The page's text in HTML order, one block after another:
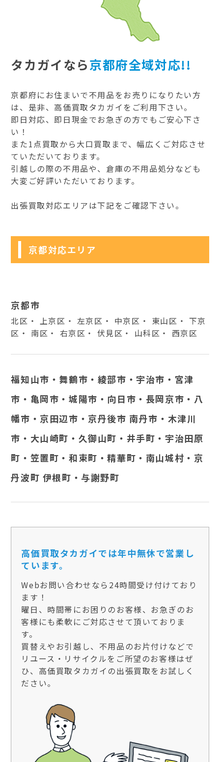
タカガイなら京都府全域対応!!
京都府にお住まいで不用品をお売りになりたい方
は、是非、高価買取タカガイをご利用下さい。
即日対応、即日現金でお急ぎの方でもご安心下さ
い！
また1点買取から大口買取まで、幅広くご対応させ
ていただいております。
引越しの際の不用品や、倉庫の不用品処分なども
大変ご好評いただいております。
出張買取対応エリアは下記をご確認下さい。
京都対応エリア
京都市
北区・ 上京区・ 左京区・ 中京区・ 東山区・ 下京
区・ 南区・ 右京区・ 伏見区・ 山科区・ 西京区
福知山市・舞鶴市・綾部市・宇治市・宮津
市・亀岡市・城陽市・向日市・長岡京市・八
幡市・京田辺市・京丹後市 南丹市・木津川
市・大山崎町・久御山町・井手町・宇治田原
町・笠置町・和束町・精華町・南山城村・京
丹波町 伊根町・与謝野町
高価買取タカガイでは年中無休で営業し
ています。
Webお問い合わせなら24時間受け付けており
ます！
曜日、時間帯にお困りのお客様、お急ぎのお
客様にも柔軟にご対応させて頂いておりま
す。
買替えやお引越し、不用品のお片付けなどで
リユース・リサイクルをご所望のお客様はぜ
ひ、高価買取タカガイの出張買取をお試しく
ださい。